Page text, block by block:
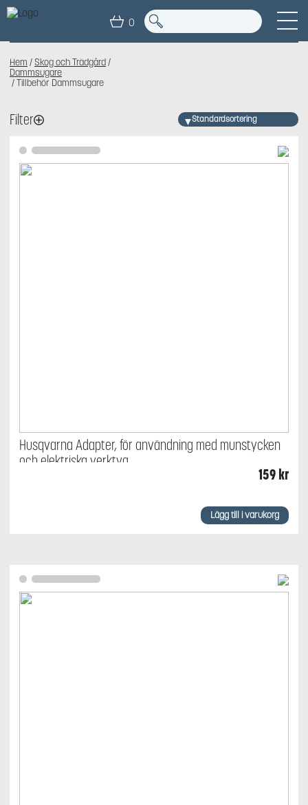
0
Hem / Skog och Trädgård/
Dammsugare
/ Tillbehör Dammsugare
TILLBEHÖR DAMMSUGARE
Filter
Husqvarna Adapter, för användning med munstycken
och elektriska verktyg
159kr
Lägg till i varukorg